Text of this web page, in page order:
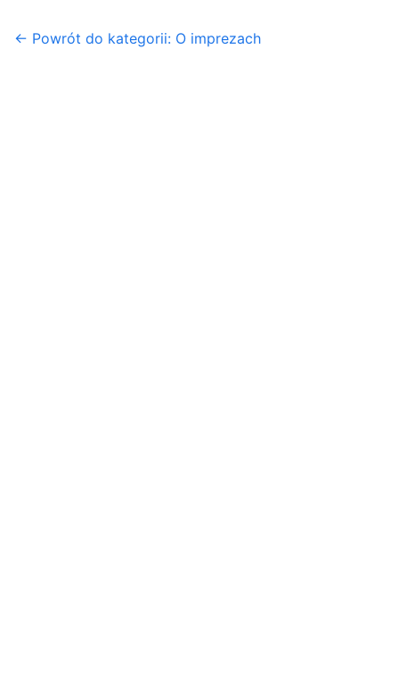
← Powrót do kategorii: O imprezach